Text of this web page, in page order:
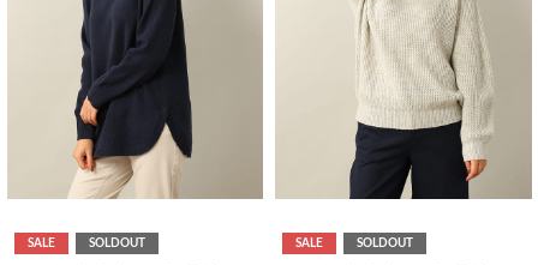
SALE SOLDOUT SALE SOLDOUT